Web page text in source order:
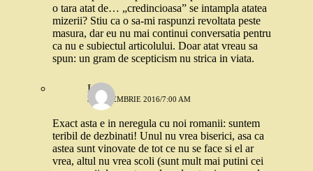
o tara atat de… „credincioasa” se intampla atatea
mizerii? Stiu ca o sa-mi raspunzi revoltata peste
masura, dar eu nu mai continui conversatia pentru
ca nu e subiectul articolului. Doar atat vreau sa
spun: un gram de scepticism nu strica in viata.
Lia
3 SEPTEMBRIE 2016/7:00 AM
Exact asta e in neregula cu noi romanii: suntem
teribil de dezbinati! Unul nu vrea biserici, asa ca
astea sunt vinovate de tot ce nu se face si el ar
vrea, altul nu vrea scoli (sunt mult mai putini cei